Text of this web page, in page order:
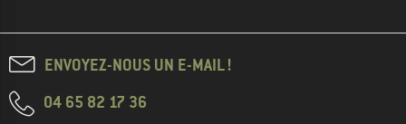
ENVOYEZ-NOUS UN E-MAIL !
04 65 82 17 36